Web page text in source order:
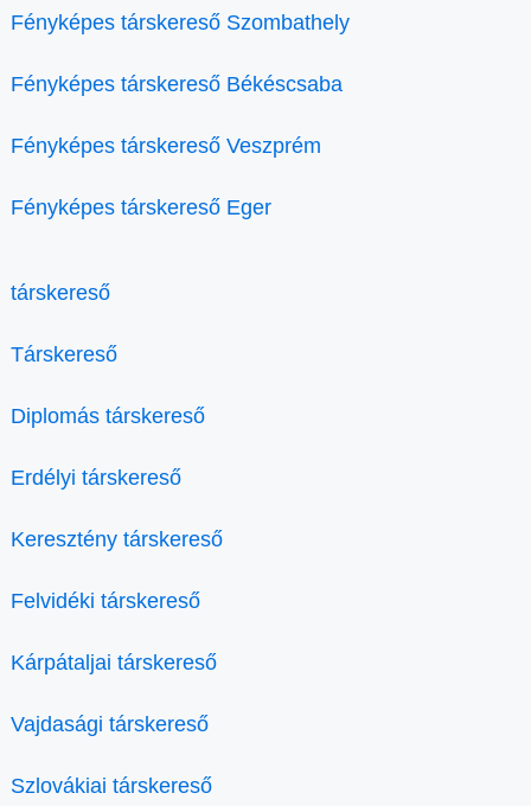
Fényképes társkereső Szombathely
Fényképes társkereső Békéscsaba
Fényképes társkereső Veszprém
Fényképes társkereső Eger
társkereső
Társkereső
Diplomás társkereső
Erdélyi társkereső
Keresztény társkereső
Felvidéki társkereső
Kárpátaljai társkereső
Vajdasági társkereső
Szlovákiai társkereső